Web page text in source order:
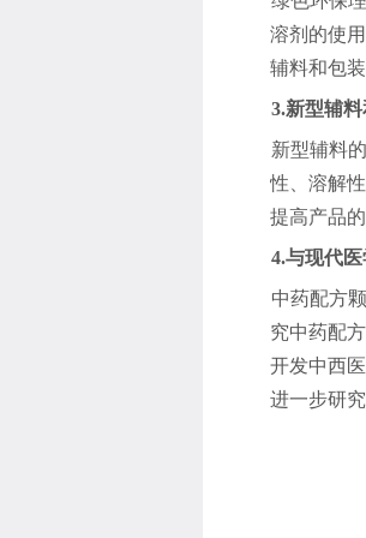
溶剂的使
辅料和包
3.新型辅
新型辅料
性、溶解
提高产品
4.与现代
中药配方
究中药配
开发中西
进一步研